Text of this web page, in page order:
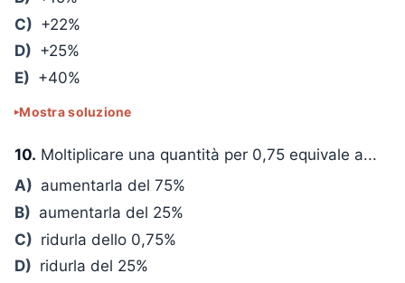
C) +22%
D) +25%
E) +40%
Mostra soluzione
10. Moltiplicare una quantità per 0,75 equivale a...
A) aumentarla del 75%
B) aumentarla del 25%
C) ridurla dello 0,75%
D) ridurla del 25%